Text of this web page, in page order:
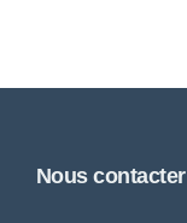
Nous contacter